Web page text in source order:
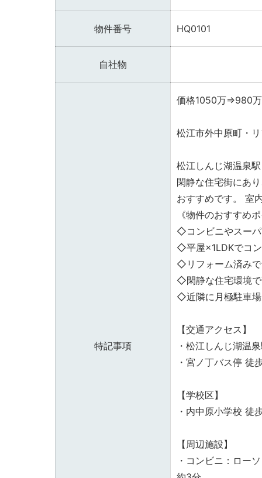
物件番号 HQ0101
自社物
特記事項
価格1050万⇒980
松江市外中原町・
松江しんじ湖温泉
閑静な住宅街にあ
おすすめです。 室
《物件のおすすめ
◇コンビニやスー
◇平屋×1LDKでコ
◇リフォーム済み
◇閑静な住宅環境
◇近隣に月極駐車
【交通アクセス】
・松江しんじ湖温
・宮ノ丁バス停 徒
【学校区】
・内中原小学校 徒
【周辺施設】
・コンビニ：ロー